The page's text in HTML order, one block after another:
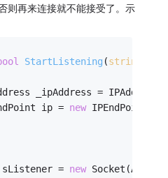
则再来连接就不能接受了。示
StartListening (string
_ipAddress =
ip =
new
=
new